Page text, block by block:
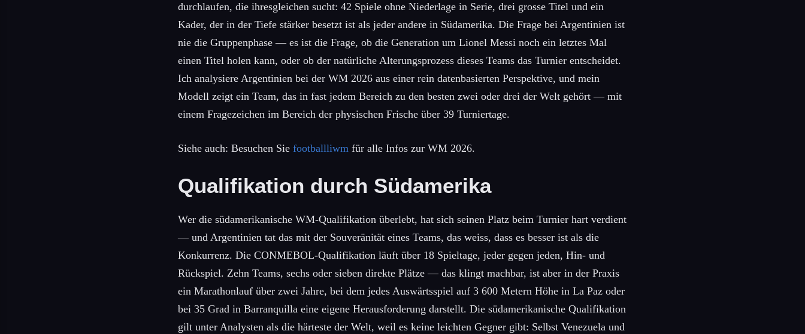
durchlaufen, die ihresgleichen sucht: 42 Spiele ohne Niederlage in Serie, drei grosse Titel und ein
Kader, der in der Tiefe stärker besetzt ist als jeder andere in Südamerika. Die Frage bei Argentinien ist
nie die Gruppenphase — es ist die Frage, ob die Generation um Lionel Messi noch ein letztes Mal
einen Titel holen kann, oder ob der natürliche Alterungsprozess dieses Teams das Turnier entscheidet.
Ich analysiere Argentinien bei der WM 2026 aus einer rein datenbasierten Perspektive, und mein
Modell zeigt ein Team, das in fast jedem Bereich zu den besten zwei oder drei der Welt gehört — mit
einem Fragezeichen im Bereich der physischen Frische über 39 Turniertage.
Siehe auch: Besuchen Sie footballliwm für alle Infos zur WM 2026.
Qualifikation durch Südamerika
Wer die südamerikanische WM-Qualifikation überlebt, hat sich seinen Platz beim Turnier hart verdient
— und Argentinien tat das mit der Souveränität eines Teams, das weiss, dass es besser ist als die
Konkurrenz. Die CONMEBOL-Qualifikation läuft über 18 Spieltage, jeder gegen jeden, Hin- und
Rückspiel. Zehn Teams, sechs oder sieben direkte Plätze — das klingt machbar, ist aber in der Praxis
ein Marathonlauf über zwei Jahre, bei dem jedes Auswärtsspiel auf 3 600 Metern Höhe in La Paz oder
bei 35 Grad in Barranquilla eine eigene Herausforderung darstellt. Die südamerikanische Qualifikation
gilt unter Analysten als die härteste der Welt, weil es keine leichten Gegner gibt: Selbst Venezuela und